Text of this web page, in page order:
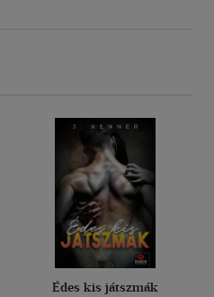
Édes kis játszmák